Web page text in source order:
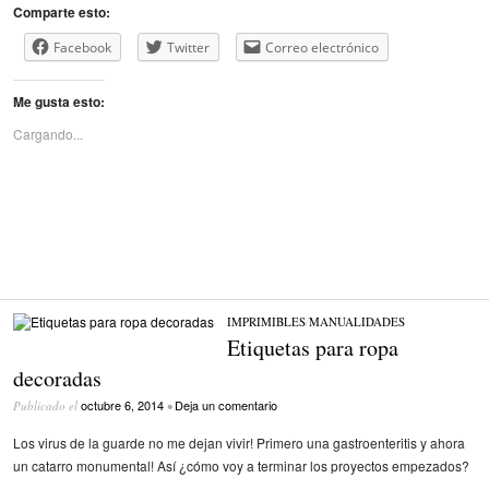
Comparte esto:
Facebook Twitter Correo electrónico
Me gusta esto:
Cargando...
IMPRIMIBLES/MANUALIDADES
Etiquetas para ropa
decoradas
Publicado el octubre 6, 2014 • Deja un comentario
Los virus de la guarde no me dejan vivir! Primero una gastroenteritis y ahora
un catarro monumental! Así ¿cómo voy a terminar los proyectos empezados?